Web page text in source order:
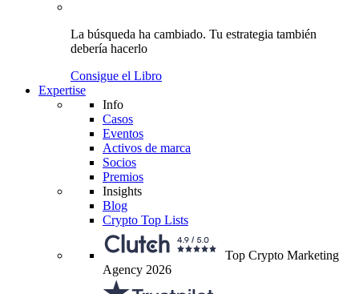
La búsqueda ha cambiado. Tu estrategia también
debería hacerlo
Consigue el Libro
Expertise
Info
Casos
Eventos
Activos de marca
Socios
Premios
Insights
Blog
Crypto Top Lists
Top Crypto Marketing
Agency 2026